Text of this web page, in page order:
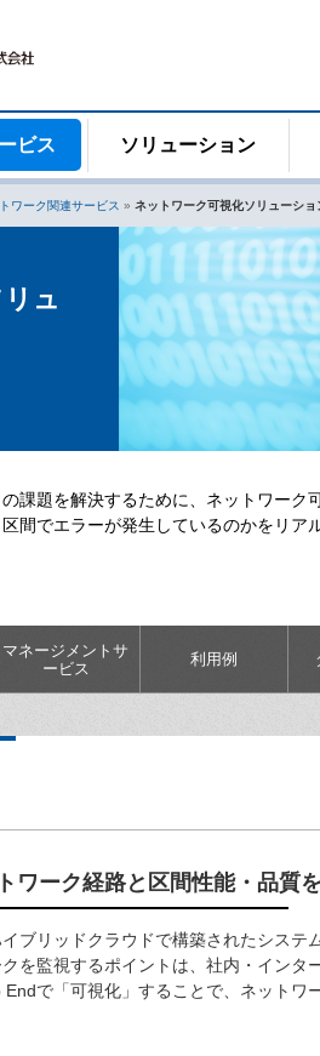
ビス ソリューション
ワーク関連サービス » ネットワーク可視化ソリューシ
ュ
課題を解決するために、ネットワーク
間でエラーが発生しているのかをリア
マネージメントサ
ービス
利用例
ワーク経路と区間性能・品質
ブリッドクラウドで構築されたシステ
を監視するポイントは、社内・イン
で「可視化」することで、ネット